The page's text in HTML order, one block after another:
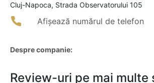
Cluj-Napoca, Strada Observatorului 105
Afișează numărul de telefon
Despre companie:
Review-uri pe mai multe